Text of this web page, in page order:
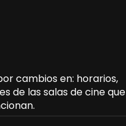
cambios en: horarios,
de las salas de cine que